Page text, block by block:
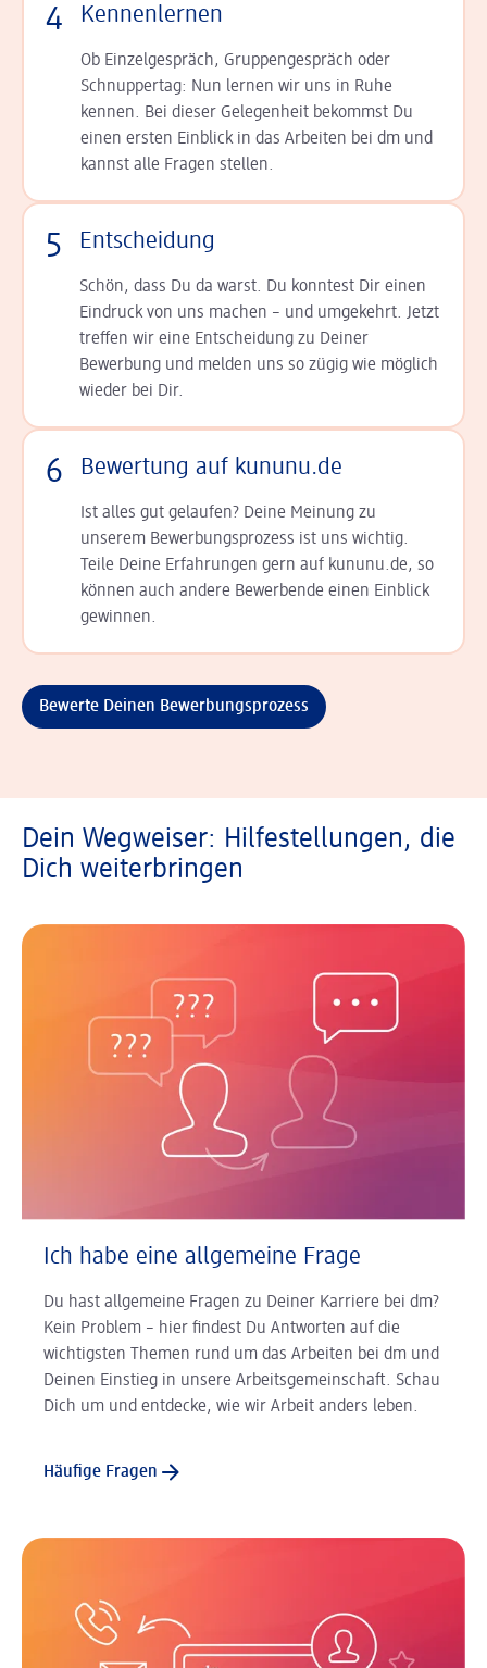
4 Kennenlernen
Ob Einzelgespräch, Grup­pen­gespräch oder
Schnup­per­tag: Nun lernen wir uns in Ruhe
kennen. Bei dieser Gelegenheit bekommst Du
einen ersten Einblick in das Arbeiten bei dm und
kannst alle Fragen stellen.
5 Entscheidung
Schön, dass Du da warst. Du konntest Dir einen
Ein­druck von uns machen – und umgekehrt. Jetzt
tref­fen wir eine Entscheidung zu Deiner
Bewerbung und melden uns so zügig wie möglich
wieder bei Dir.
6 Bewertung auf kununu.de
Ist alles gut gelaufen? Deine Meinung zu
unserem Bewerbungsprozess ist uns wichtig.
Teile Deine Erfahrungen gern auf kununu.de, so
können auch andere Bewerbende einen Einblick
gewinnen.
Bewerte Deinen Bewerbungsprozess
Dein Wegweiser: Hilfestellungen, die
Dich weiterbringen
Ich habe eine allgemeine Frage
Du hast allgemeine Fragen zu Deiner Karriere bei dm?
Kein Problem – hier findest Du Antworten auf die
wichtigsten Themen rund um das Arbeiten bei dm und
Deinen Einstieg in unsere Arbeitsgemeinschaft. Schau
Dich um und entdecke, wie wir Arbeit anders leben.
Häufige Fragen